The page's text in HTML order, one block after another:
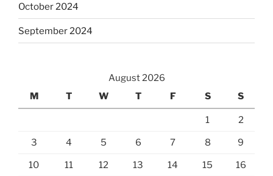
October 2024
September 2024
August 2026
M
T W T F S S
1 2
3 4 5 6 7 8 9
10 11 12 13 14 15 16